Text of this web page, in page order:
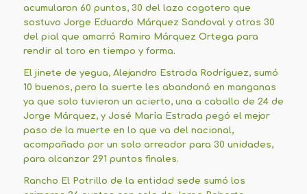
acumularon 60 puntos, 30 del lazo cogotero que
sostuvo Jorge Eduardo Márquez Sandoval y otros 30
del pial que amarró Ramiro Márquez Ortega para
rendir al toro en tiempo y forma.
El jinete de yegua, Alejandro Estrada Rodríguez, sumó
10 buenos, pero la suerte les abandonó en manganas
ya que solo tuvieron un acierto, una a caballo de 24 de
Jorge Márquez, y José María Estrada pegó el mejor
paso de la muerte en lo que va del nacional,
acompañado por un solo arreador para 30 unidades,
para alcanzar 291 puntos finales.
Rancho El Potrillo de la entidad sede sumó los